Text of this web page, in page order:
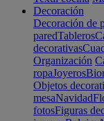
Decoración
Decoración de
paredTableros
decorativas
Organización
ropaJoyeros
Objetos
mesaNavidad
fotosFiguras